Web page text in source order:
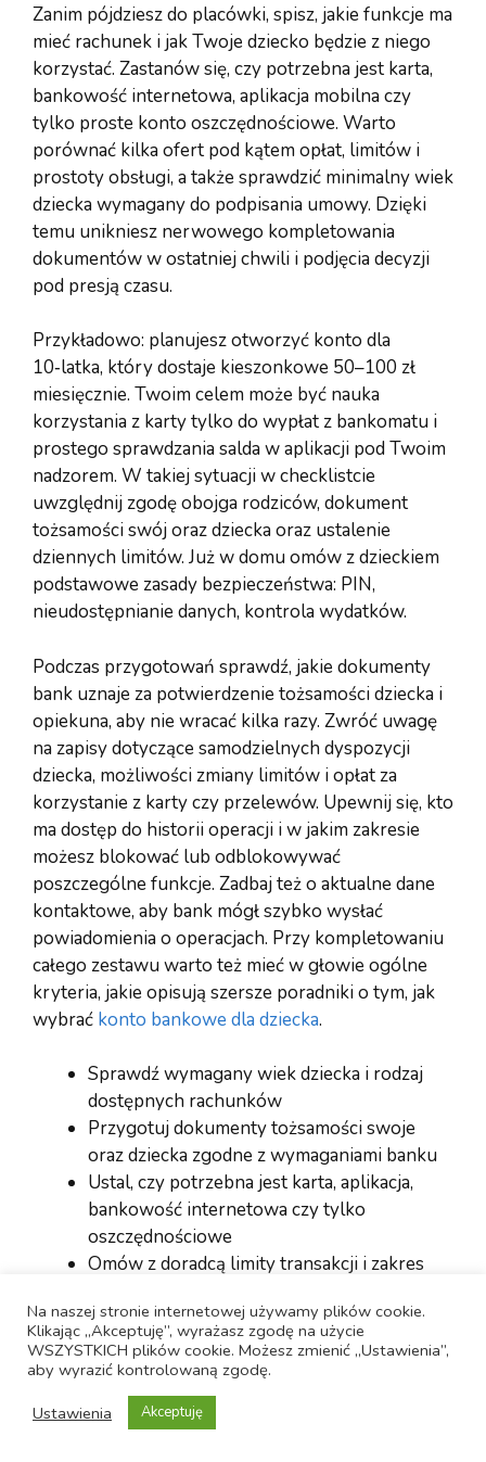
Zanim pójdziesz do placówki, spisz, jakie funkcje ma
mieć rachunek i jak Twoje dziecko będzie z niego
korzystać. Zastanów się, czy potrzebna jest karta,
bankowość internetowa, aplikacja mobilna czy
tylko proste konto oszczędnościowe. Warto
porównać kilka ofert pod kątem opłat, limitów i
prostoty obsługi, a także sprawdzić minimalny wiek
dziecka wymagany do podpisania umowy. Dzięki
temu unikniesz nerwowego kompletowania
dokumentów w ostatniej chwili i podjęcia decyzji
pod presją czasu.
Przykładowo: planujesz otworzyć konto dla
10‑latka, który dostaje kieszonkowe 50–100 zł
miesięcznie. Twoim celem może być nauka
korzystania z karty tylko do wypłat z bankomatu i
prostego sprawdzania salda w aplikacji pod Twoim
nadzorem. W takiej sytuacji w checklistcie
uwzględnij zgodę obojga rodziców, dokument
tożsamości swój oraz dziecka oraz ustalenie
dziennych limitów. Już w domu omów z dzieckiem
podstawowe zasady bezpieczeństwa: PIN,
nieudostępnianie danych, kontrola wydatków.
Podczas przygotowań sprawdź, jakie dokumenty
bank uznaje za potwierdzenie tożsamości dziecka i
opiekuna, aby nie wracać kilka razy. Zwróć uwagę
na zapisy dotyczące samodzielnych dyspozycji
dziecka, możliwości zmiany limitów i opłat za
korzystanie z karty czy przelewów. Upewnij się, kto
ma dostęp do historii operacji i w jakim zakresie
możesz blokować lub odblokowywać
poszczególne funkcje. Zadbaj też o aktualne dane
kontaktowe, aby bank mógł szybko wysłać
powiadomienia o operacjach. Przy kompletowaniu
całego zestawu warto też mieć w głowie ogólne
kryteria, jakie opisują szersze poradniki o tym, jak
wybrać konto bankowe dla dziecka.
Sprawdź wymagany wiek dziecka i rodzaj
dostępnych rachunków
Przygotuj dokumenty tożsamości swoje
oraz dziecka zgodne z wymaganiami banku
Ustal, czy potrzebna jest karta, aplikacja,
bankowość internetowa czy tylko
oszczędnościowe
Omów z doradcą limity transakcji i zakres
Przeczytaj regulamin, tabelę opłat i zasady
odpowiedzialności za nieuprawnione
operacje
W domu ustal z dzieckiem zasady
korzystania z konta, karty i PIN‑u
Na naszej stronie internetowej używamy plików cookie.
Klikając „Akceptuję”, wyrażasz zgodę na użycie
WSZYSTKICH plików cookie. Możesz zmienić „Ustawienia”,
aby wyrazić kontrolowaną zgodę.
Ustawienia
Akceptuję